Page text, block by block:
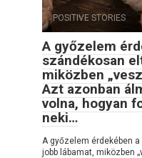
POSITIVE STORIES
A győzelem
szándékosan
miközben
Azt azonban
volna, hogyan
neki…
A győzelem érdekében
jobb lábamat, miközben